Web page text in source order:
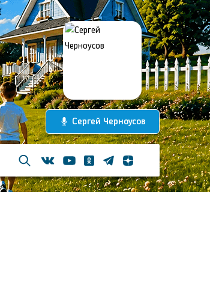
Сергей Черноусов
ВконтактеYoutubeОдноклассники
ТелеграмЯндекс дзен